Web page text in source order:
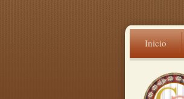
Inicio